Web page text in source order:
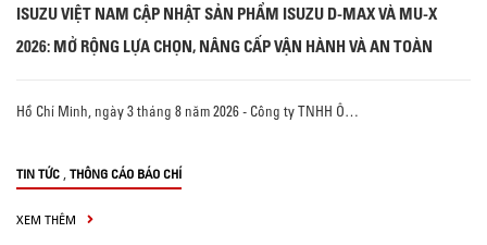
ISUZU VIỆT NAM CẬP NHẬT SẢN PHẨM ISUZU D-MAX VÀ MU-X
2026: MỞ RỘNG LỰA CHỌN, NÂNG CẤP VẬN HÀNH VÀ AN TOÀN
Hồ Chí Minh, ngày 3 tháng 8 năm 2026 - Công ty TNHH Ô…
TIN TỨC , THÔNG CÁO BÁO CHÍ
XEM THÊM